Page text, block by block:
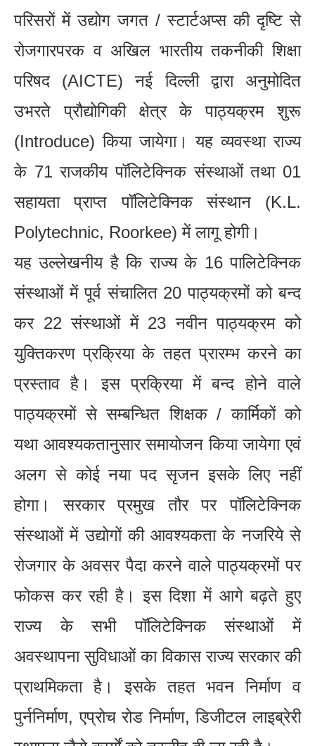
परिसरों में उद्योग जगत / स्टार्टअप्स की दृष्टि से
रोजगारपरक व अखिल भारतीय तकनीकी शिक्षा
परिषद (AICTE) नई दिल्ली द्वारा अनुमोदित
उभरते प्रौद्योगिकी क्षेत्र के पाठ्यक्रम शुरू
(Introduce) किया जायेगा। यह व्यवस्था राज्य
के 71 राजकीय पॉलिटेक्निक संस्थाओं तथा 01
सहायता प्राप्त पॉलिटेक्निक संस्थान (K.L.
Polytechnic, Roorkee) में लागू होगी।
यह उल्लेखनीय है कि राज्य के 16 पालिटेक्निक
संस्थाओं में पूर्व संचालित 20 पाठ्यक्रमों को बन्द
कर 22 संस्थाओं में 23 नवीन पाठ्यक्रम को
युक्तिकरण प्रक्रिया के तहत प्रारम्भ करने का
प्रस्ताव है। इस प्रक्रिया में बन्द होने वाले
पाठ्यक्रमों से सम्बन्धित शिक्षक / कार्मिकों को
यथा आवश्यकतानुसार समायोजन किया जायेगा एवं
अलग से कोई नया पद सृजन इसके लिए नहीं
होगा। सरकार प्रमुख तौर पर पॉलिटेक्निक
संस्थाओं में उद्योगों की आवश्यकता के नजरिये से
रोजगार के अवसर पैदा करने वाले पाठ्यक्रमों पर
फोकस कर रही है। इस दिशा में आगे बढ़ते हुए
राज्य के सभी पॉलिटेक्निक संस्थाओं में
अवस्थापना सुविधाओं का विकास राज्य सरकार की
प्राथमिकता है। इसके तहत भवन निर्माण व
पुर्ननिर्माण, एप्रोच रोड निर्माण, डिजीटल लाइब्रेरी